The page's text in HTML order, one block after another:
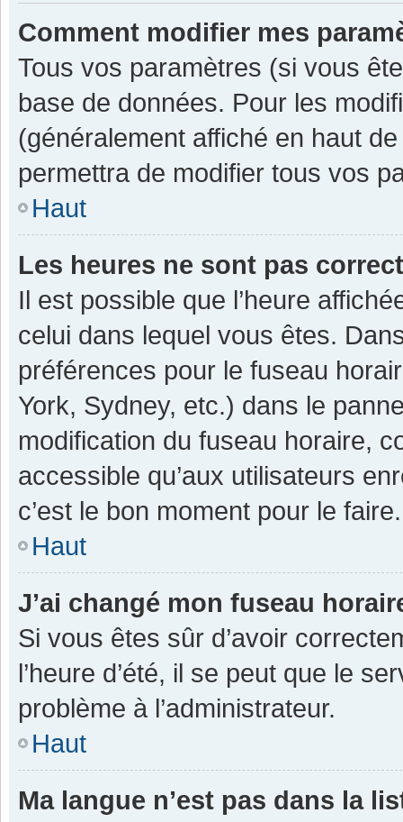
Comment modifier mes
Tous vos paramètres (si vous
base de données. Pour les
(généralement affiché en haut
permettra de modifier tous vos
Haut
Les heures ne sont pas
Il est possible que l’heure
celui dans lequel vous êtes.
préférences pour le fuseau
York, Sydney, etc.) dans le
modification du fuseau horaire,
accessible qu’aux utilisateurs
c’est le bon moment pour le faire.
Haut
J’ai changé mon fuseau
Si vous êtes sûr d’avoir
l’heure d’été, il se peut que le
problème à l’administrateur.
Haut
Ma langue n’est pas dans la